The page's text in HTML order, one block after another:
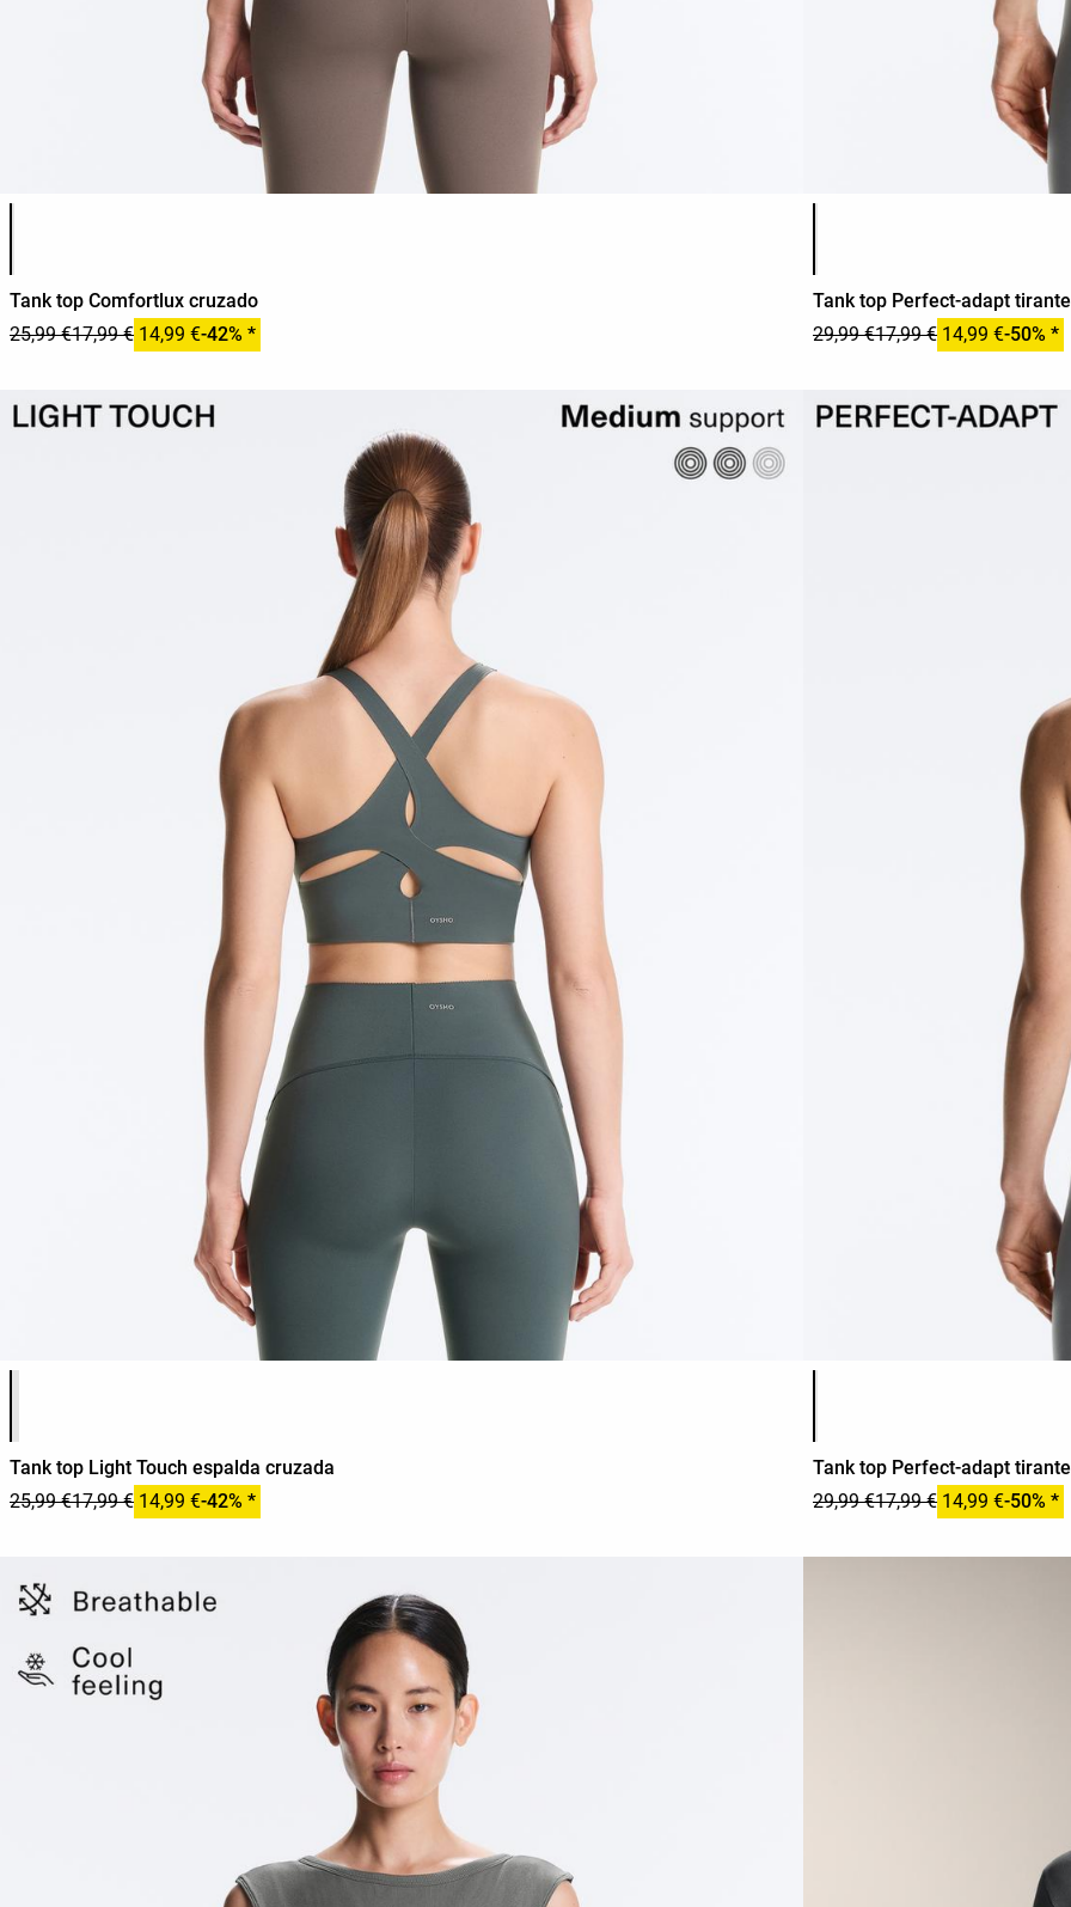
Lista de colores del producto
Tank top Comfortlux cruzado
25,99 €17,99 € 14,99 €-42% *
Lista de colores del producto
Tank top Perfect-adapt
29,99 €17,99 € 14,99 €-50% *
Tank top Light Touch espalda cruzada
25,99 €17,99 € 14,99 €-42% *
Tank top Perfect-adapt
29,99 €17,99 € 14,99 €-50% *